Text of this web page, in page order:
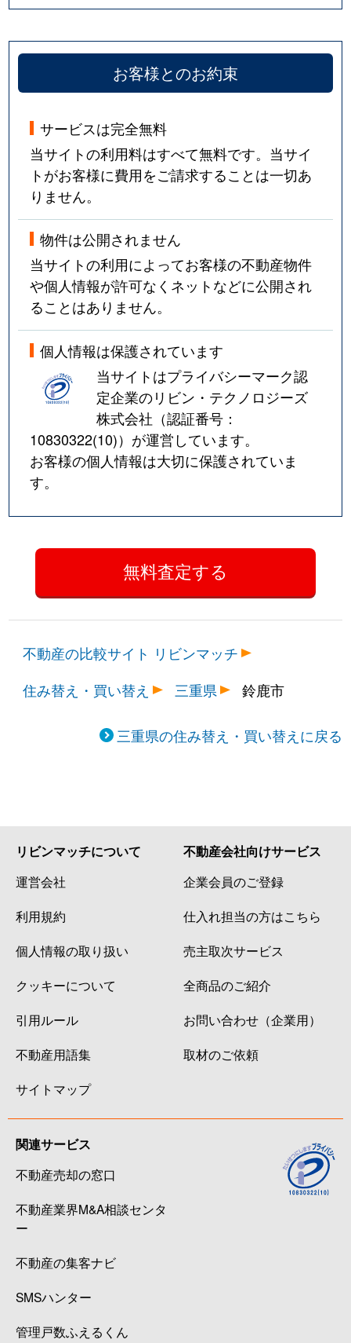
お客様とのお約束
サービスは完全無料
当サイトの利用料はすべて無料です。当サイ
トがお客様に費用をご請求することは一切あ
りません。
物件は公開されません
当サイトの利用によってお客様の不動産物件
や個人情報が許可なくネットなどに公開され
ることはありません。
個人情報は保護されています
当サイトはプライバシーマーク認
定企業のリビン・テクノロジーズ
株式会社（認証番号：
10830322(10)）が運営しています。
お客様の個人情報は大切に保護されていま
す。
不動産の比較サイト リビンマッチ
住み替え・買い替え
三重県 鈴鹿市
三重県の住み替え・買い替えに戻る
リビンマッチについて
運営会社
利用規約
個人情報の取り扱い
クッキーについて
引用ルール
不動産用語集
サイトマップ
不動産会社向けサービス
企業会員のご登録
仕入れ担当の方はこちら
売主取次サービス
全商品のご紹介
お問い合わせ（企業用）
取材のご依頼
関連サービス
不動産売却の窓口
不動産業界M&A相談センタ
ー
不動産の集客ナビ
SMSハンター
管理戸数ふえるくん